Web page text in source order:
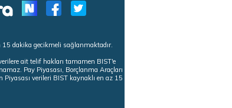
15 dakika gecikmeli sağlanmaktadır.
ait telif hakları tamamen BIST'e
Pay Piyasası, Borçlanma Araçları
Piyasası verileri BIST kaynaklı en az 15